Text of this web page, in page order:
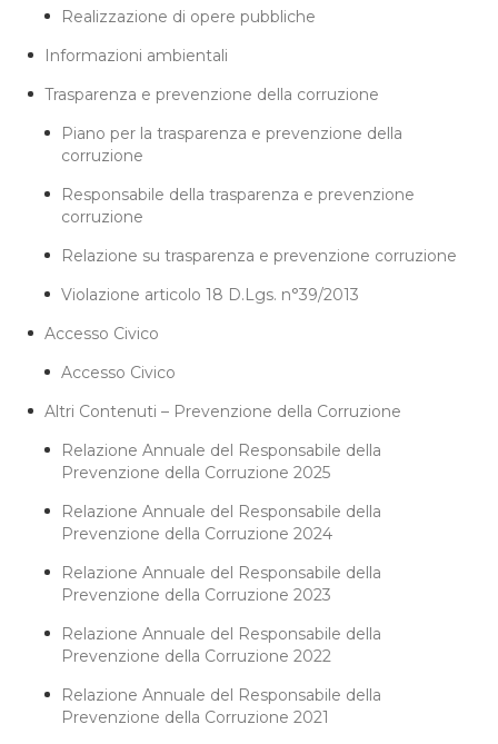
Realizzazione di opere pubbliche
Informazioni ambientali
Trasparenza e prevenzione della corruzione
Piano per la trasparenza e prevenzione della
corruzione
Responsabile della trasparenza e prevenzione
corruzione
Relazione su trasparenza e prevenzione corruzione
Violazione articolo 18 D.Lgs. n°39/2013
Accesso Civico
Accesso Civico
Altri Contenuti – Prevenzione della Corruzione
Relazione Annuale del Responsabile della
Prevenzione della Corruzione 2025
Relazione Annuale del Responsabile della
Prevenzione della Corruzione 2024
Relazione Annuale del Responsabile della
Prevenzione della Corruzione 2023
Relazione Annuale del Responsabile della
Prevenzione della Corruzione 2022
Relazione Annuale del Responsabile della
Prevenzione della Corruzione 2021